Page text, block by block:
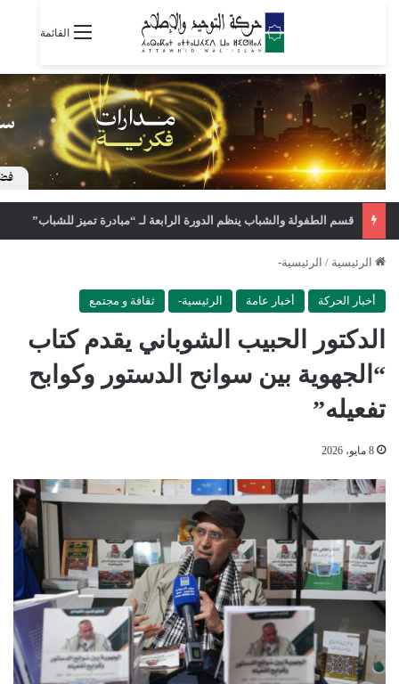
القائمة
قسم الطفولة والشباب ينظم الدورة الرابعة لـ “مبادرة تميز للشباب”
الرئيسية / الرئيسية-
أخبار الحركة أخبار عامة الرئيسية- ثقافة و مجتمع
الدكتور الحبيب الشوباني يقدم كتاب
“الجهوية بين سوانح الدستور وكوابح
تفعيله”
8 مايو، 2026